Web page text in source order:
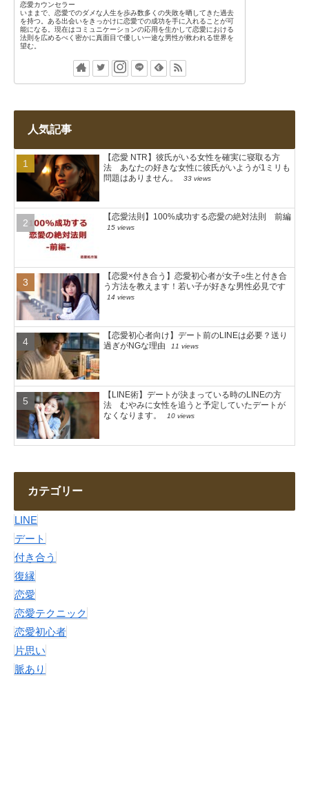
恋愛カウンセラー
いままで、恋愛でのダメな人生を歩み数多くの失敗を晒してきた過去
を持つ。ある出会いをきっかけに恋愛での成功を手に入れることが可
能になる。現在はコミュニケーションの応用を生かして恋愛における
法則を広めるべく密かに真面目で優しい一途な男性が救われる世界を
望む。
人気記事
【恋愛 NTR】彼氏がいる女性を確実に寝取る方
法 あなたの好きな女性に彼氏がいようが1ミリも
問題はありません。
33 views
【恋愛法則】100%成功する恋愛の絶対法則 前編
15 views
【恋愛×付き合う】恋愛初心者が女子○生と付き合
う方法を教えます！若い子が好きな男性必見です
14 views
【恋愛初心者向け】デート前のLINEは必要？送り
過ぎがNGな理由
11 views
【LINE術】デートが決まっている時のLINEの方
法 むやみに女性を追うと予定していたデートが
なくなります。
10 views
カテゴリー
LINE
デート
付き合う
復縁
恋愛
恋愛テクニック
恋愛初心者
片思い
脈あり